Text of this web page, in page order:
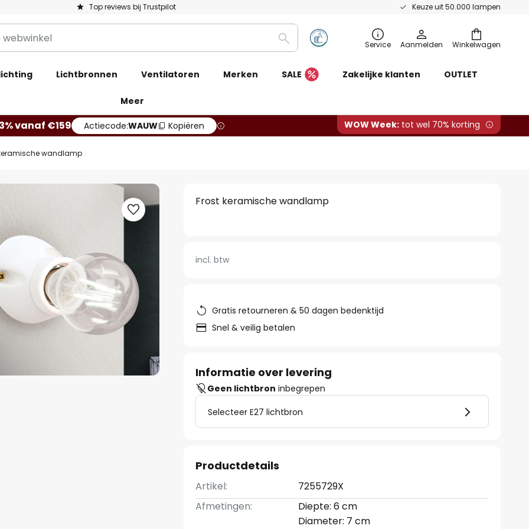
Top reviews bij Trustpilot Keuze uit 50.000 lampen
Winkelwagen
Zoeken Service Aanmelden
Lichtbronnen Ventilatoren Merken SALE Zakelijke klanten OUTLET
Meer
vanaf €159 Actiecode:WAUW Kopiëren WOW Week: tot wel 70% korting
wandlamp
Frost keramische wandlamp
incl. btw
Gratis retourneren & 50 dagen bedenktijd
Snel & veilig betalen
Informatie over levering
Geen lichtbron inbegrepen
Selecteer E27 lichtbron
Productdetails
Artikel:
7255729X
Afmetingen:
Diepte: 6 cm
Diameter: 7 cm